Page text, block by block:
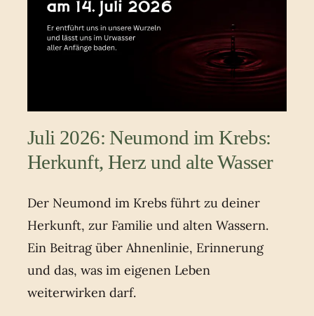
Juli 2026: Neumond im Krebs:
Herkunft, Herz und alte Wasser
Der Neumond im Krebs führt zu deiner
Herkunft, zur Familie und alten Wassern.
Ein Beitrag über Ahnenlinie, Erinnerung
und das, was im eigenen Leben
weiterwirken darf.